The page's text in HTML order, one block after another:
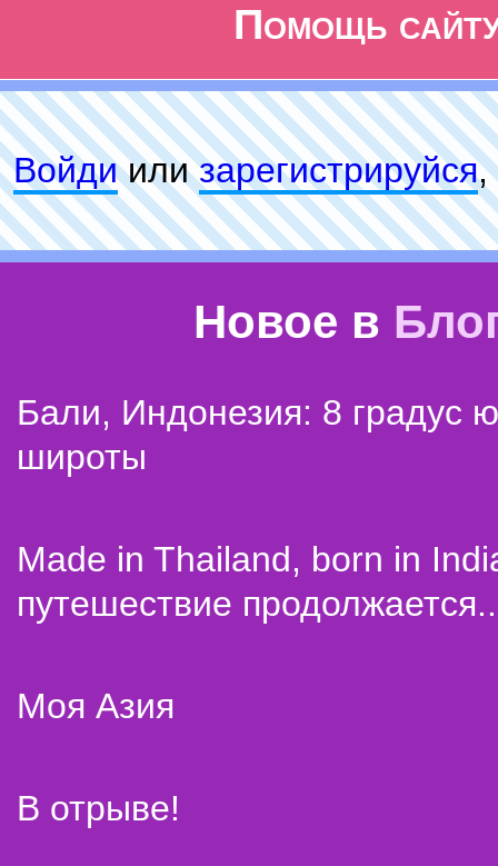
Помощь
Войдиилизарeгиcтpируйся,
Новое в
Бали, Индонезия: 8 градус
широты
Made in Thailand, born in
путешествие
Моя Азия
В отрыве!